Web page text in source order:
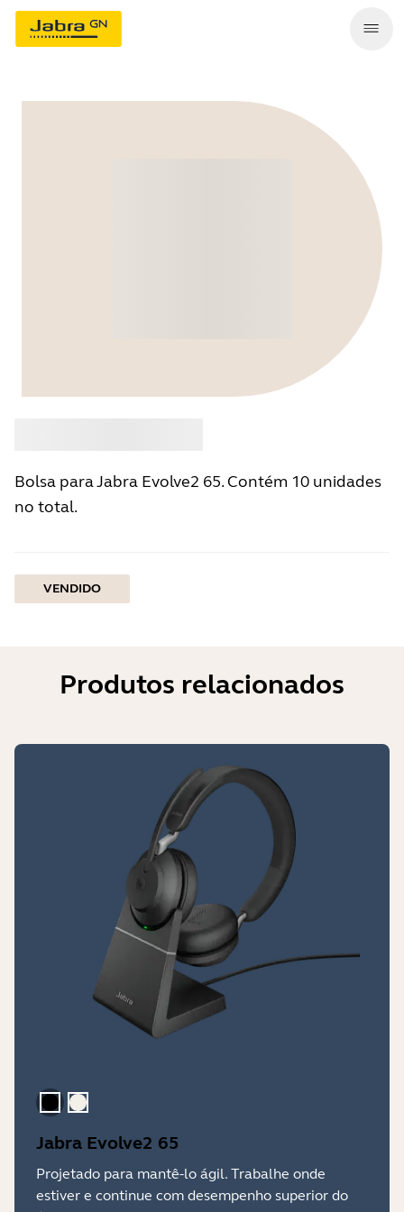
Bolsa para Jabra Evolve2 65. Contém 10 unidades
no total.
VENDIDO
Produtos relacionados
PretoBege Dourado
Jabra Evolve2 65
Projetado para mantê-lo ágil. Trabalhe onde
estiver e continue com desempenho superior do